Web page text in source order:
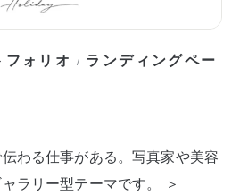
ォリオ / ランディングペー
わる仕事がある。写真家や美容
ラリー型テーマです。 ＞